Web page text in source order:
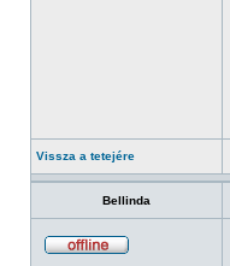
Vissza a tetejére
Bellinda